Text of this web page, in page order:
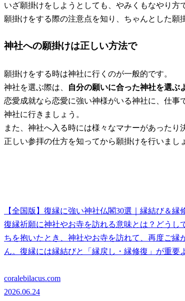
いざ願掛けをしようとしても、やみくもなやり方
願掛けをする際の注意点を知り、ちゃんとした願
神社への願掛けは正しい方法で
願掛けをする時は神社に行くのが一般的です。
神社を選ぶ際は、
自分の願いに合った神社を選ぶ
恋愛成就なら恋愛に強い神様がいる神社に、仕事
神社に行きましょう。
また、神社へ入る時には様々なマナーがあったり
正しい参拝の仕方を知ってから願掛けを行いまし
【全国版】復縁に強い神社仏閣30選｜縁結び＆縁
復縁祈願に神社やお寺を訪れる意味とは？どう
ちを抱いたとき、神社やお寺を訪れて、再度ご
ん。復縁には縁結びと「縁戻し・縁修復」が重要
coralebilacus.com
2026.06.24